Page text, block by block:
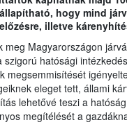
hogy mind
illetve
Magyarországon
hatósági
megsemmisítését
eleget tett, állami
lehetővé teszi a
megítélését a